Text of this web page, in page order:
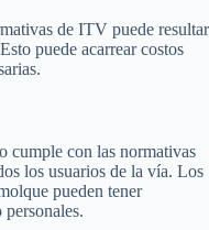
de ITV puede resultar
puede acarrear costos
cumple con las normativas
los usuarios de la vía. Los
pueden tener